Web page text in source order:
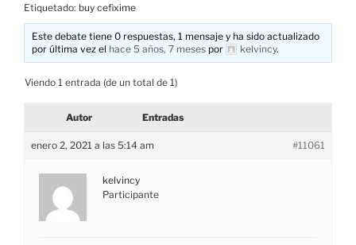
Etiquetado: buy cefixime
Este debate tiene 0 respuestas, 1 mensaje y ha sido actualizado
por última vez el hace 5 años, 7 meses por kelvincy.
Viendo 1 entrada (de un total de 1)
Autor Entradas
enero 2, 2021 a las 5:14 am #11061
kelvincy
Participante